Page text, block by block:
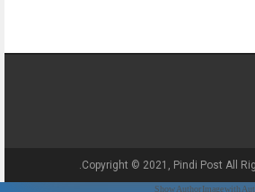
Copyright © 2021, Pindi Post All
// Show Author Image with